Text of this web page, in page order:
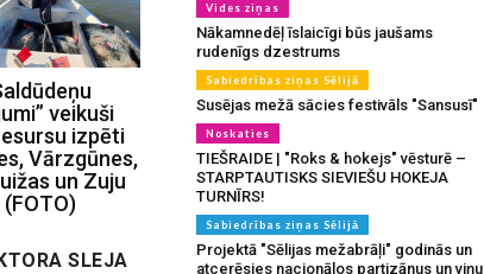
veikuši
izpēti
Vārzgūnes,
un Zuju
SLEJA
Vides ziņas
Nākamnedēļ īslaicīgi būs jaušams
rudenīgs dzestrums
Sabiedrības ziņas Sēlijā
Susējas mežā sācies festivāls "Sansusī"
Noskaties
TIEŠRAIDE | "Roks & hokejs" vēsturē –
STARPTAUTISKS SIEVIEŠU HOKEJA
TURNĪRS!
Sabiedrības ziņas Sēlijā
Projektā "Sēlijas mežabrāļi" godinās un
atcerēsies nacionālos partizānus un viņu